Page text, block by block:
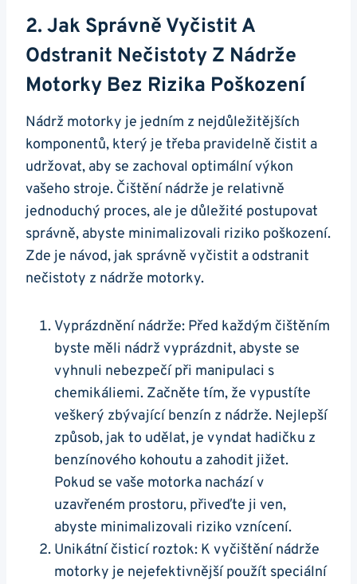
2. Jak Správně Vyčistit⁣ A ​
Odstranit Nečistoty ⁣z ⁤nádrže
Motorky Bez Rizika​ Poškození
Nádrž motorky ⁣je⁢ jedním z nejdůležitějších⁤
komponentů, který je třeba ⁣pravidelně čistit a
udržovat, aby‍ se zachoval ⁢optimální výkon
vašeho stroje. Čištění nádrže je relativně
jednoduchý proces,⁣ ale je‍ důležité postupovat⁣
správně, abyste minimalizovali riziko poškození.⁣
Zde je návod, jak správně⁣ vyčistit a odstranit
nečistoty​ z nádrže motorky.
Vyprázdnění nádrže: Před každým čištěním
byste ‍měli nádrž‍ vyprázdnit, abyste se
vyhnuli nebezpečí při manipulaci s
chemikáliemi.⁣ Začněte tím, že vypustíte​
veškerý zbývající benzín z nádrže. Nejlepší
způsob, jak to udělat, je vyndat hadičku z
benzínového kohoutu a zahodit ⁢jižet.
Pokud se​ vaše motorka nachází v​
uzavřeném prostoru, ‍přiveďte ji ven,
abyste minimalizovali ​riziko vznícení.
Unikátní ​čisticí roztok: ⁢K vyčištění nádrže
motorky ⁣je nejefektivnější použít speciální